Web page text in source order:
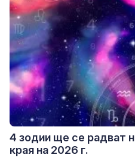
4 зодии ще се радват
края на 2026 г.